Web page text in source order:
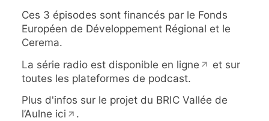
Ces 3 épisodes sont financés par le Fonds
Européen de Développement Régional et le
Cerema.
La série radio est disponible en ligne
et sur
toutes les plateformes de podcast.
Plus d'infos sur le projet du BRIC Vallée de
l’Aulne ici .